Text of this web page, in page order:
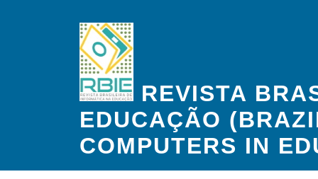
REVISTA
EDUCAÇÃO
COMPUTERS IN